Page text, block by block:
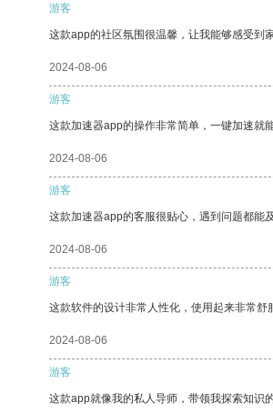
游客
这款app的社区氛围很温馨，让我能够感受到家
2024-08-06
游客
这款加速器app的操作非常简单，一键加速就
2024-08-06
游客
这款加速器app的客服很贴心，遇到问题都能
2024-08-06
游客
这款软件的设计非常人性化，使用起来非常舒
2024-08-06
游客
这款app就像我的私人导师，带领我探索知识的